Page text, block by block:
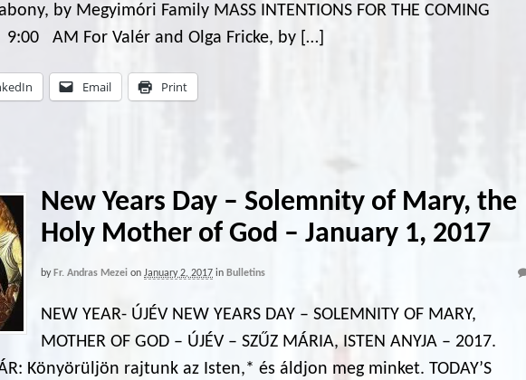
by Megyimóri Family MASS INTENTIONS FOR THE COMING
AM For Valér and Olga Fricke, by […]
Email Print
New Years Day – Solemnity of Mary, the
Holy Mother of God – January 1, 2017
by Fr. Andras Mezei on January 2, 2017 in Bulletins
NEW YEAR- ÚJÉV NEW YEARS DAY – SOLEMNITY OF MARY,
MOTHER OF GOD – ÚJÉV – SZŰZ MÁRIA, ISTEN ANYJA – 2017.
Könyörüljön rajtunk az Isten,* és áldjon meg minket. TODAY’S